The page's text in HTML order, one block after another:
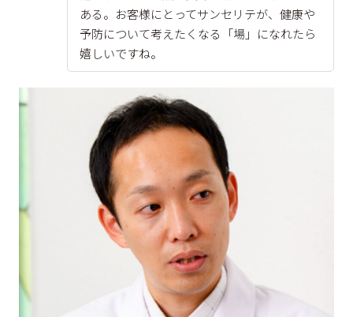
ある。お客様にとってサンセリテが、健康や
予防について考えたくなる「場」になれたら
嬉しいですね。